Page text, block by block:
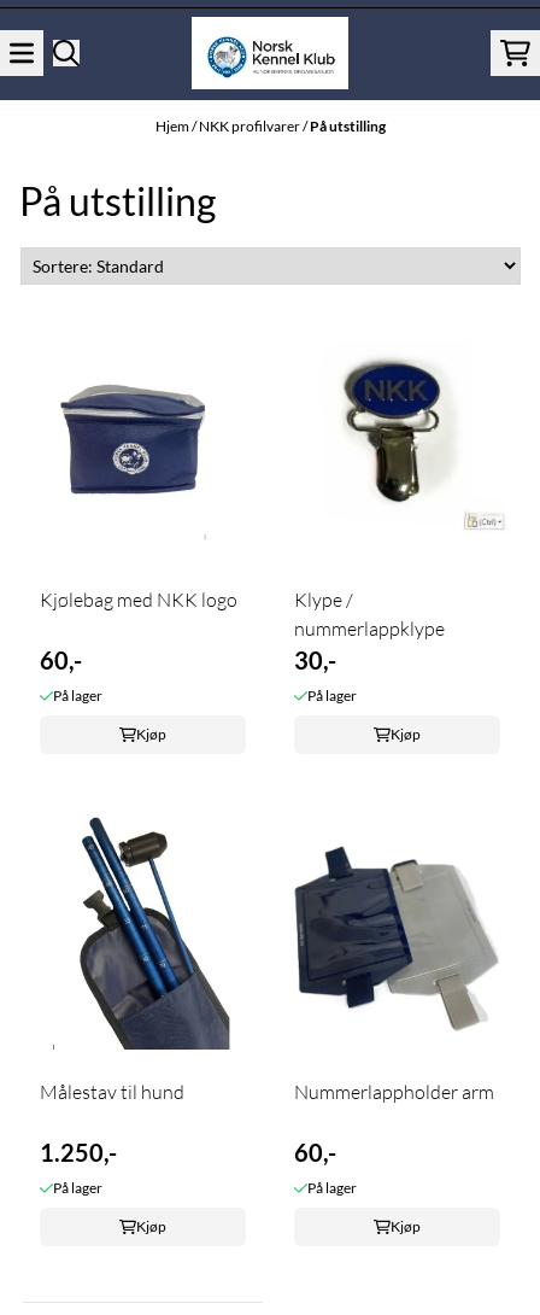
Hjem/NKK profilvarer/På utstilling
På utstilling
Kjølebag med NKK logo
60,-
På lager
Kjøp
Klype /
nummerlappklype
30,-
På lager
Kjøp
Målestav til hund
1.250,-
På lager
Kjøp
Nummerlappholder arm
60,-
På lager
Kjøp